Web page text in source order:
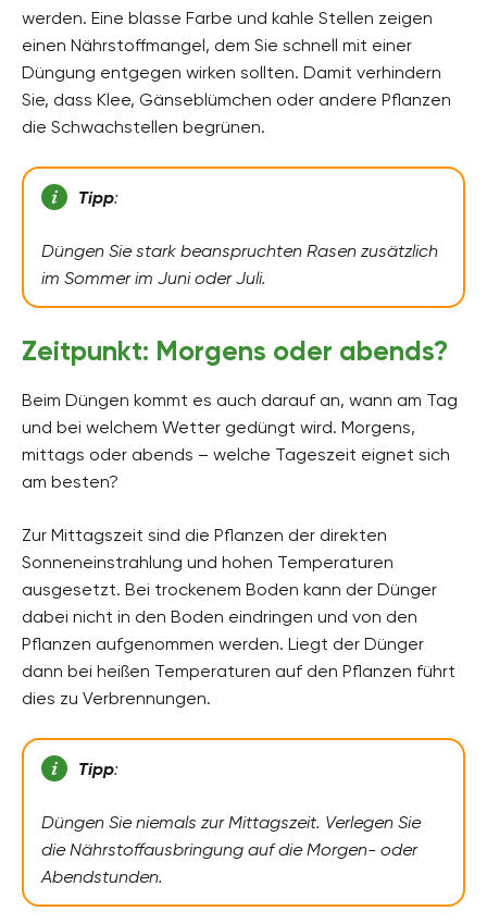
werden. Eine blasse Farbe und kahle Stellen zeigen
einen Nährstoffmangel, dem Sie schnell mit einer
Düngung entgegen wirken sollten. Damit verhindern
Sie, dass Klee, Gänseblümchen oder andere Pflanzen
die Schwachstellen begrünen.
Tipp:
Düngen Sie stark beanspruchten Rasen zusätzlich
im Sommer im Juni oder Juli.
Zeitpunkt: Morgens oder abends?
Beim Düngen kommt es auch darauf an, wann am Tag
und bei welchem Wetter gedüngt wird. Morgens,
mittags oder abends – welche Tageszeit eignet sich
am besten?
Zur Mittagszeit sind die Pflanzen der direkten
Sonneneinstrahlung und hohen Temperaturen
ausgesetzt. Bei trockenem Boden kann der Dünger
dabei nicht in den Boden eindringen und von den
Pflanzen aufgenommen werden. Liegt der Dünger
dann bei heißen Temperaturen auf den Pflanzen führt
dies zu Verbrennungen.
Tipp:
Düngen Sie niemals zur Mittagszeit. Verlegen Sie
die Nährstoffausbringung auf die Morgen- oder
Abendstunden.